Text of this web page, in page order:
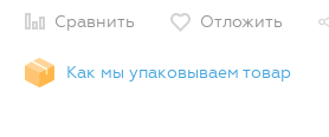
Сравнить Отложить
Как мы упаковываем товар